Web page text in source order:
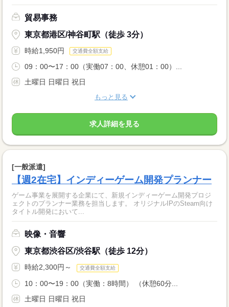
貿易事務
東京都港区/神谷町駅（徒歩 3分）
時給1,950円 交通費全額支給
09：00〜17：00（実働07：00、休憩01：00）...
土曜日 日曜日 祝日
もっと見る
求人詳細を見る
[一般派遣]
【週2在宅】インディーゲーム開発プランナー
ゲーム事業を展開する企業にて、新規インディーゲーム開発プロジ
ェクトのプランナー業務を担当します。 オリジナルIPのSteam向け
タイトル開発において...
映像・音響
東京都渋谷区/渋谷駅（徒歩 12分）
時給2,300円～ 交通費全額支給
10：00〜19：00（実働：8時間） （休憩60分...
土曜日 日曜日 祝日